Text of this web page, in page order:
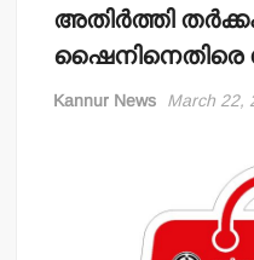
അതിര്‍ത്തി
Kannur News March 22,